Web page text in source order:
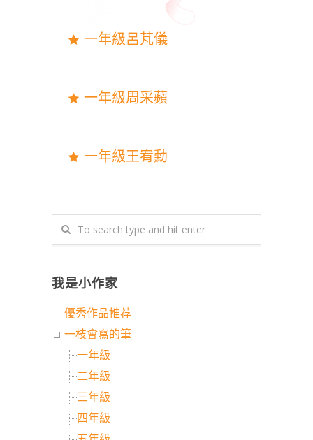
一年級呂芃儀
一年級周采蘋
一年級王宥勳
我是小作家
優秀作品推荐
一枝會寫的筆
一年級
二年級
三年級
四年級